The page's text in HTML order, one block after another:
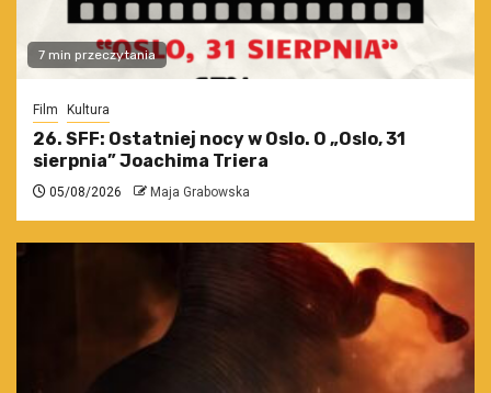
7 min przeczytania
Film Kultura
26. SFF: Ostatniej nocy w Oslo. O „Oslo, 31
sierpnia” Joachima Triera
05/08/2026 Maja Grabowska